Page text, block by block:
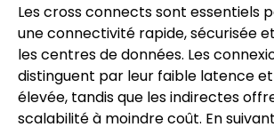
Les cross connects sont essentiels
une connectivité rapide, sécurisée
les centres de données. Les
distinguent par leur faible latence
élevée, tandis que les indirectes
scalabilité à moindre coût. En